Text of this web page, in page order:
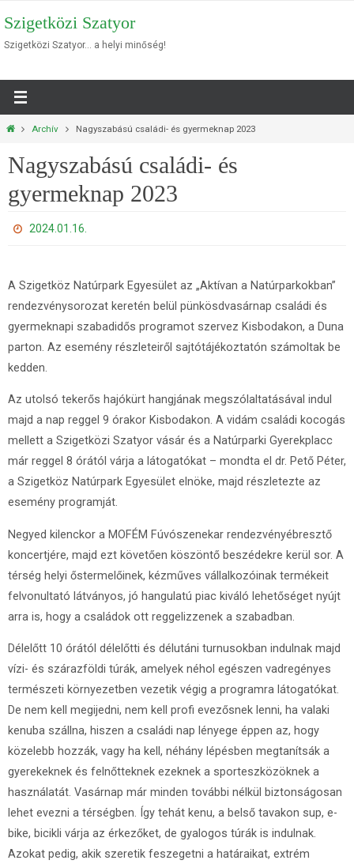
Szigetközi Szatyor
Szigetközi Szatyor… a helyi minőség!
Otthon
Archív Nagyszabású családi- és gyermeknap 2023
Nagyszabású családi- és
gyermeknap 2023
2024.01.16.
A Szigetköz Natúrpark Egyesület az „Aktívan a Natúrparkokban”
rendezvénysorozat keretén belül pünkösdvasárnap családi és
gyermeknapi szabadidős programot szervez Kisbodakon, a Duna
parton. Az esemény részleteiről sajtótájékoztatón számoltak be
kedden.
Az utolsó tekerős hajókürt hangjának megszólaltatásával indul
majd a nap reggel 9 órakor Kisbodakon. A vidám családi kocogás
mellett a Szigetközi Szatyor vásár és a Natúrparki Gyerekplacc
már reggel 8 órától várja a látogatókat – mondta el dr. Pető Péter,
a Szigetköz Natúrpark Egyesület elnöke, majd részletezte az
esemény programját.
Negyed kilenckor a MOFÉM Fúvószenekar rendezvényébresztő
koncertjére, majd ezt követően köszöntő beszédekre kerül sor. A
térség helyi őstermelőinek, kézműves vállalkozóinak termékeit
felvonultató látványos, jó hangulatú piac kiváló lehetőséget nyújt
arra is, hogy a családok ott reggelizzenek a szabadban.
Délelőtt 10 órától délelőtti és délutáni turnusokban indulnak majd
vízi- és szárazföldi túrák, amelyek néhol egészen vadregényes
természeti környezetben vezetik végig a programra látogatókat.
De nem kell megijedni, nem kell profi evezősnek lenni, ha valaki
kenuba szállna, hiszen a családi nap lényege éppen az, hogy
közelebb hozzák, vagy ha kell, néhány lépésben megtanítsák a
gyerekeknek és felnőtteknek ezeknek a sporteszközöknek a
használatát. Vasárnap már minden további nélkül biztonságosan
lehet evezni a térségben. Így tehát kenu, a belső tavakon sup, e-
bike, bicikli várja az érkezőket, de gyalogos túrák is indulnak.
Azokat pedig, akik szeretik feszegetni a határaikat, extrém